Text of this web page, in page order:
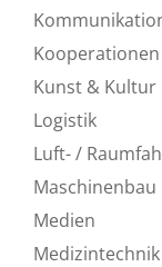
Kunst & Kultur
Logistik
Luft- /
Maschinenbau
Medien
Medizintechnik